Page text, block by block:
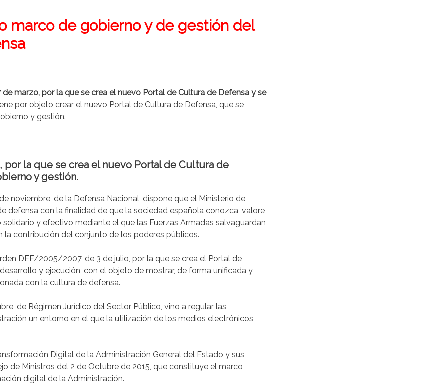
marco de gobierno y de gestión del
marzo, por la que se crea el nuevo Portal de Cultura de Defensa y se
por objeto crear el nuevo Portal de Cultura de Defensa, que se
y gestión.
por la que se crea el nuevo Portal de Cultura de
y gestión.
noviembre, de la Defensa Nacional, dispone que el Ministerio de
defensa con la finalidad de que la sociedad española conozca, valore
y efectivo mediante el que las Fuerzas Armadas salvaguardan
la contribución del conjunto de los poderes públicos.
DEF/2005/2007, de 3 de julio, por la que se crea el Portal de
y ejecución, con el objeto de mostrar, de forma unificada y
con la cultura de defensa.
de Régimen Jurídico del Sector Público, vino a regular las
un entorno en el que la utilización de los medios electrónicos
Digital de la Administración General del Estado y sus
de Ministros del 2 de Octubre de 2015, que constituye el marco
digital de la Administración.